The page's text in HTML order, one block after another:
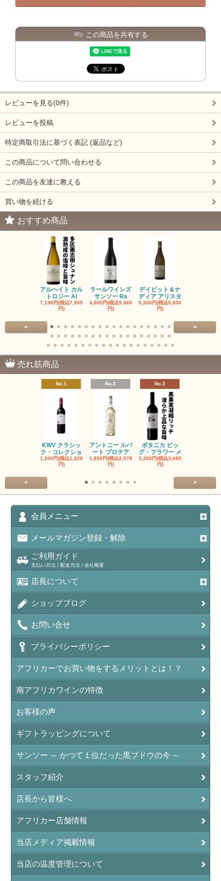
この商品を共有する
レビューを見る(0件)
レビューを投稿
特定商取引法に基づく表記 (返品など)
この商品について問い合わせる
この商品を友達に教える
買い物を続ける
おすすめ商品
アルヘイト カル
トロジー Al
7,190円(税込7,909
円)
ラールワインズ
サンソー Ra
4,600円(税込5,060
円)
デイビット＆ナ
ディア アリスタ
5,300円(税込5,830
円)
< >
売れ筋商品
No.1
KWV クラシッ
ク・コレクショ
1,200円(税込1,320
円)
No.2
アントニー ルパ
ート プロテア
1,890円(税込2,079
円)
No.3
ボタニカ ビッ
グ・フラワー メ
3,350円(税込3,685
円)
< >
会員メニュー
メールマガジン登録・解除
ご利用ガイド
支払い方法 / 配送方法 / 会社概要
店長について
ショップブログ
お問い合せ
プライバシーポリシー
アフリカーでお買い物をするメリットとは！？
南アフリカワインの特徴
お客様の声
ギフトラッピングについて
サンソー ～ かつて１位だった黒ブドウの今 ～
スタッフ紹介
店長から皆様へ
アフリカー店舗情報
当店メディア掲載情報
当店の温度管理について